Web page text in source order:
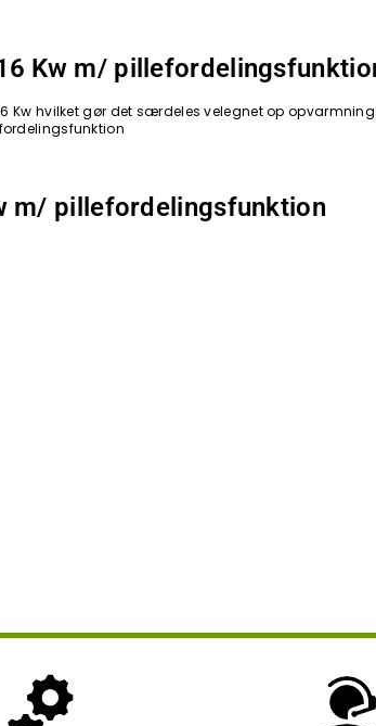
Kw m/
Kw hvilket gør det særdeles velegnet op
m/ pillefordelingsfunktion